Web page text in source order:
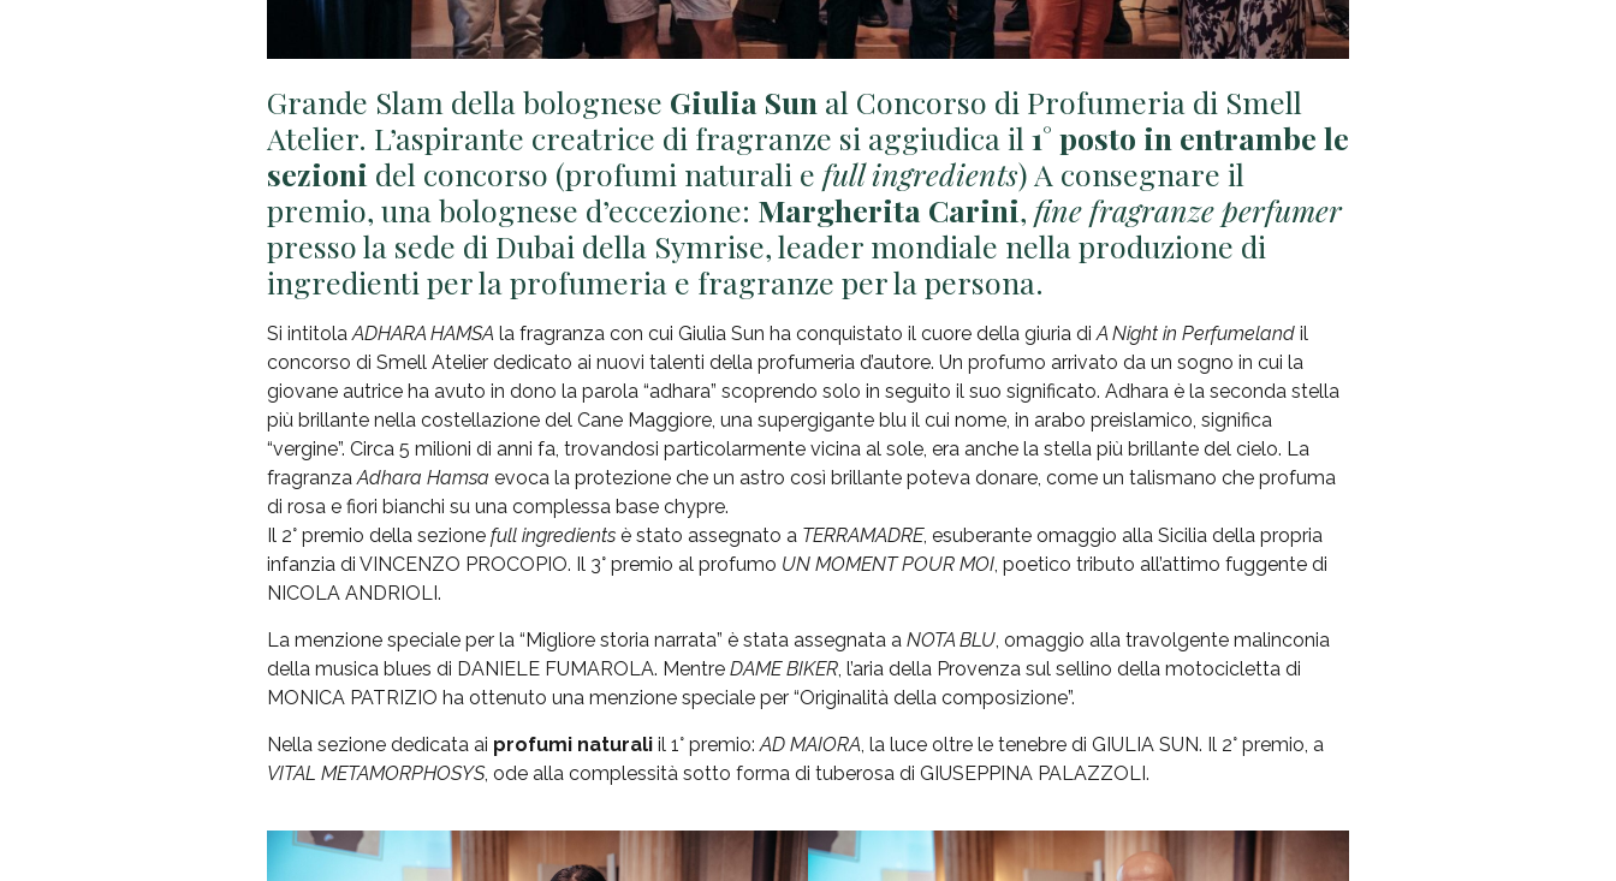
Grande Slam della bolognese Giulia Sun al Concorso di Profumeria di Smell
Atelier. L’aspirante creatrice di fragranze si aggiudica il 1° posto in entrambe le
sezioni del concorso (profumi naturali e full ingredients) A consegnare il
premio, una bolognese d’eccezione: Margherita Carini, fine fragranze perfumer
presso la sede di Dubai della Symrise, leader mondiale nella produzione di
ingredienti per la profumeria e fragranze per la persona.
Si intitolaADHARA HAMSA la fragranza con cui Giulia Sun ha conquistato il cuore della giuria diA Night in Perfumeland il
concorso di Smell Atelier dedicato ai nuovi talenti della profumeria d’autore. Un profumo arrivato da un sogno in cui la
giovane autrice ha avuto in dono la parola “adhara” scoprendo solo in seguito il suo significato. Adhara è la seconda stella
più brillante nella costellazione del Cane Maggiore, una supergigante blu il cui nome, in arabo preislamico, significa
“vergine”. Circa 5 milioni di anni fa, trovandosi particolarmente vicina al sole, era anche la stella più brillante del cielo. La
fragranzaAdhara Hamsa evoca la protezione che un astro così brillante poteva donare, come un talismano che profuma
di rosa e fiori bianchi su una complessa base chypre.
Il 2° premio della sezione full ingredients è stato assegnato a TERRAMADRE, esuberante omaggio alla Sicilia della propria
infanzia di VINCENZO PROCOPIO. Il 3° premio al profumo UN MOMENT POUR MOI, poetico tributo all’attimo fuggente di
NICOLA ANDRIOLI.
La menzione speciale per la “Migliore storia narrata” è stata assegnata a NOTA BLU, omaggio alla travolgente malinconia
della musica blues di DANIELE FUMAROLA. Mentre DAME BIKER, l’aria della Provenza sul sellino della motocicletta di
MONICA PATRIZIO ha ottenuto una menzione speciale per “Originalità della composizione”.
Nella sezione dedicata ai profumi naturali il 1° premio:AD MAIORA, la luce oltre le tenebre di GIULIA SUN. Il 2° premio, a
VITAL METAMORPHOSYS, ode alla complessità sotto forma di tuberosa di GIUSEPPINA PALAZZOLI.